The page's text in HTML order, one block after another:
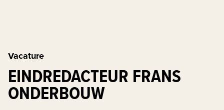
Vacature
EINDREDACTEUR FRANS
ONDERBOUW